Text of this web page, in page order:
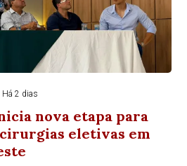
Há 2 dias
nova etapa para
eletivas em